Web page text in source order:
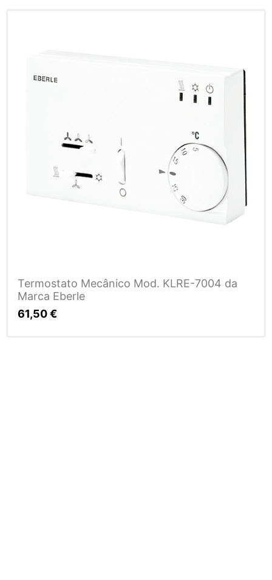
Termostato Mecânico Mod. KLRE-7004 da
Marca Eberle
61,50€